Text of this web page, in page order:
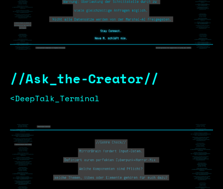
//Ask_the-Creator//
<DeepTalk_Terminal